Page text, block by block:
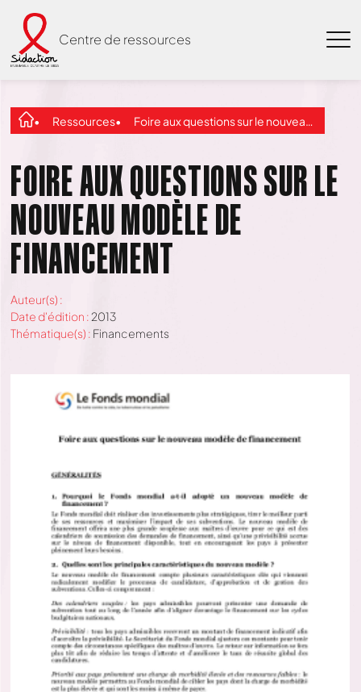
Centre de ressources
Ressources Foire aux questions sur le nouveau modèle de financement
FOIRE AUX QUESTIONS SUR LE
NOUVEAU MODÈLE DE
FINANCEMENT
Auteur(s) :
Date d'édition : 2013
Thématique(s) : Financements